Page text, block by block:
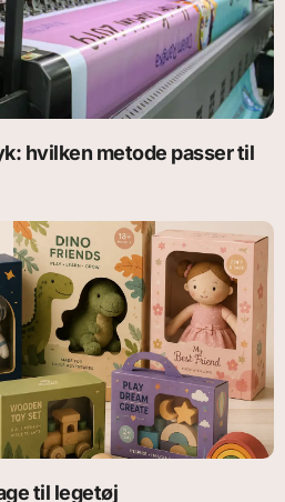
hvilken metode passer til
til legetøj